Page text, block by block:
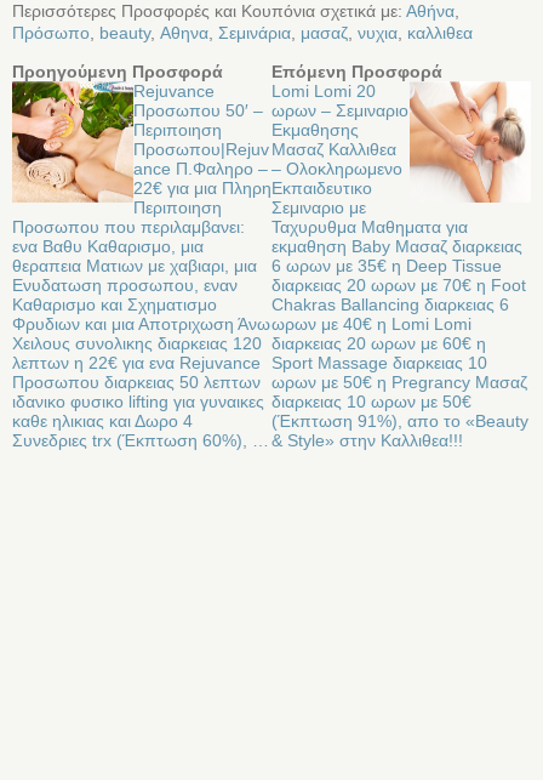
Περισσότερες Προσφορές και Κουπόνια σχετικά με: Αθήνα,
Πρόσωπο, beauty, Αθηνα, Σεμινάρια, μασαζ, νυχια, καλλιθεα
Προηγούμενη Προσφορά
Rejuvance
Προσωπου 50′ –
Περιποιηση
Προσωπου|Rejuv
ance Π.Φαληρο –
22€ για μια Πληρη
Περιποιηση
Προσωπου που περιλαμβανει:
ενα Βαθυ Καθαρισμο, μια
θεραπεια Ματιων με χαβιαρι, μια
Ενυδατωση προσωπου, εναν
Καθαρισμο και Σχηματισμο
Φρυδιων και μια Αποτριχωση Άνω
Χειλους συνολικης διαρκειας 120
λεπτων η 22€ για ενα Rejuvance
Προσωπου διαρκειας 50 λεπτων
ιδανικο φυσικο lifting για γυναικες
καθε ηλικιας και Δωρο 4
Συνεδριες trx (Έκπτωση 60%), …
Επόμενη Προσφορά
Lomi Lomi 20
ωρων – Σεμιναριο
Εκμαθησης
Μασαζ Καλλιθεα
– Oλοκληρωμενο
Eκπαιδευτικο
Σεμιναριο με
Ταχυρυθμα Μαθηματα για
εκμαθηση Baby Μασαζ διαρκειας
6 ωρων με 35€ η Deep Tissue
διαρκειας 20 ωρων με 70€ η Foot
Chakras Ballancing διαρκειας 6
ωρων με 40€ η Lomi Lomi
διαρκειας 20 ωρων με 60€ η
Sport Massage διαρκειας 10
ωρων με 50€ η Pregrancy Μασαζ
διαρκειας 10 ωρων με 50€
(Έκπτωση 91%), απο το «Beauty
& Style» στην Καλλιθεα!!!